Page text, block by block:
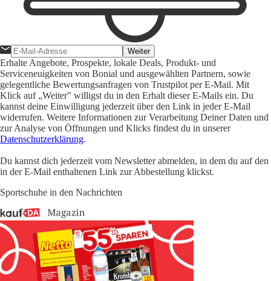
Weiter
Erhalte Angebote, Prospekte, lokale Deals, Produkt- und
Serviceneuigkeiten von Bonial und ausgewählten Partnern, sowie
gelegentliche Bewertungsanfragen von Trustpilot per E-Mail. Mit
Klick auf „Weiter" willigst du in den Erhalt dieser E-Mails ein. Du
kannst deine Einwilligung jederzeit über den Link in jeder E-Mail
widerrufen. Weitere Informationen zur Verarbeitung Deiner Daten und
zur Analyse von Öffnungen und Klicks findest du in unserer
Datenschutzerklärung.
Du kannst dich jederzeit vom Newsletter abmelden, in dem du auf den
in der E-Mail enthaltenen Link zur Abbestellung klickst.
Sportschuhe in den Nachrichten